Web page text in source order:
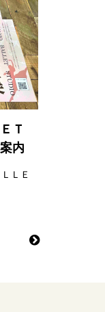
ＥＴ
内
ＬＥ